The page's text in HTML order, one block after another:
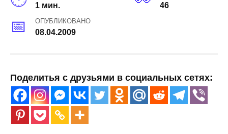
1 мин. 46
ОПУБЛИКОВАНО
08.04.2009
Поделитья с друзьями в социальных сетях: